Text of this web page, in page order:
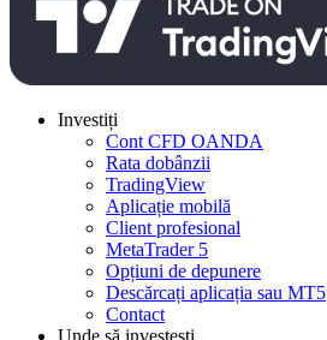
Investiți
Cont CFD OANDA
Rata dobânzii
TradingView
Aplicație mobilă
Client profesional
MetaTrader 5
Opțiuni de depunere
Descărcați aplicația sau MT5
Contact